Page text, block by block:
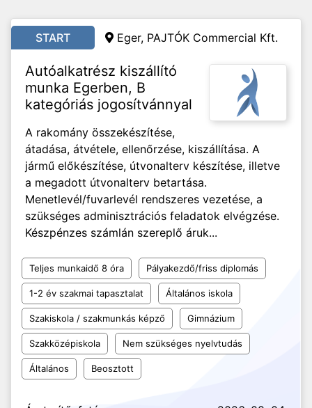
START Eger, PAJTÓK Commercial Kft.
Autóalkatrész kiszállító
munka Egerben, B
kategóriás jogosítvánnyal
A rakomány összekészítése,
átadása, átvétele, ellenőrzése, kiszállítása. A
jármű előkészítése, útvonalterv készítése, illetve
a megadott útvonalterv betartása.
Menetlevél/fuvarlevél rendszeres vezetése, a
szükséges adminisztrációs feladatok elvégzése.
Készpénzes számlán szereplő áruk...
Teljes munkaidő 8 óra Pályakezdő/friss diplomás
1-2 év szakmai tapasztalat Általános iskola
Szakiskola / szakmunkás képző Gimnázium
Szakközépiskola Nem szükséges nyelvtudás
Általános Beosztott